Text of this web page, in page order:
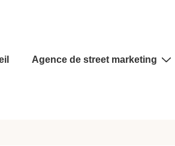
Agence de street marketing